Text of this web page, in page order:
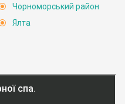
Чорноморський район
Ялта